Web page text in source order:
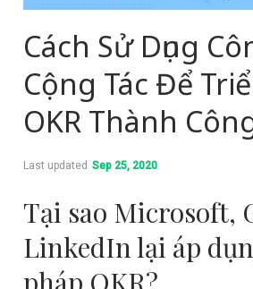
Cách Sử Dụng
Cộng Tác Để
OKR Thành
Last updated Sep 25, 2020
Tại sao Microsoft,
LinkedIn lại áp
pháp OKR?